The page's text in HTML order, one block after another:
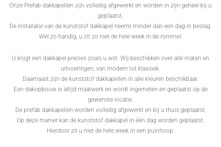
Onze Prefab dakkapellen zijn volledig afgewerkt en worden in zijn geheel bij u
geplaatst.
De installatie van de kunststof dakkapel neemt minder dan een dag in beslag.
Wel zo handig, u zit zo niet de hele week in de rommel.
U krijgt een dakkapel precies zoals u wilt. Wij beschikken over alle maten en
uitvoeringen, van modern tot klassiek.
Daarnaast zijn de kunststof dakkapellen in alle kleuren beschikbaar.
Een dakopbouw is altijd maatwerk en wordt ingemeten en geplaatst op de
gewenste locatie.
De prefab dakkapellen worden volledig afgewerkt en bij u thuis geplaatst.
Op deze manier kan de kunststof dakkapel in één dag worden geplaatst.
Hierdoor zit u niet de hele week in een puinhoop.